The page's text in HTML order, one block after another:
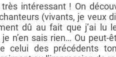
intéressant ! On
(vivants, je veux
dû au fait que j’ai
n’en sais rien… Ou
celui des précédents